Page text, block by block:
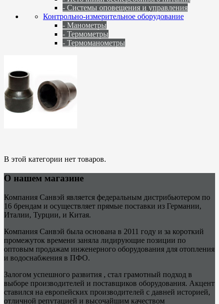
- Системы оповещения и управления
Контрольно-измерительное оборудование
- Манометры
- Термометры
- Термоманометры
В этой категории нет товаров.
О нашем магазине
Компания Санвэй является федеральным дистрибьютером по
16 брендам и осуществляет прямые поставки из Германии,
Италии, Турции, и Китая.
Компания Санвэй была основана в 2011 году и за короткий
промежуток времени заняла лидирующие позиции по
оптовым продажам инженерного оборудования для отопления
и водоснабжения в ПФО.
Залогом успешного развития , стал грамотный подход в
выборе производителей и поставщиков оборудования. Акцент
ставился на европейских производителей с давней историей,
отличной репутацией и высочайшим качеством